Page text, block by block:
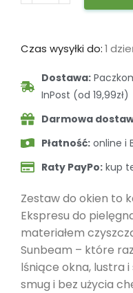
Czas wysyłki do:1
Dostawa:
InPost (od 19,99zł)
Darmowa
Płatność: online i
Raty PayPo: kup
Zestaw do okien to
Ekspresu do
materiałem
Sunbeam – które
lśniące okna, lustra
smug i bez użycia